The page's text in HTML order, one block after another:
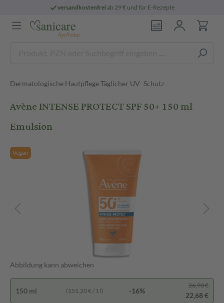
versandkostenfreiab 29 € und für E-Rezepte
Dermatologische Hautpflege Täglicher UV- Schutz
Avène INTENSE PROTECT SPF 50+ 150 ml
Emulsion
Vegan
Abbildung kann abweichen
150 ml (151,20 € / 1 l) -16%
26,90 €
22,68 €